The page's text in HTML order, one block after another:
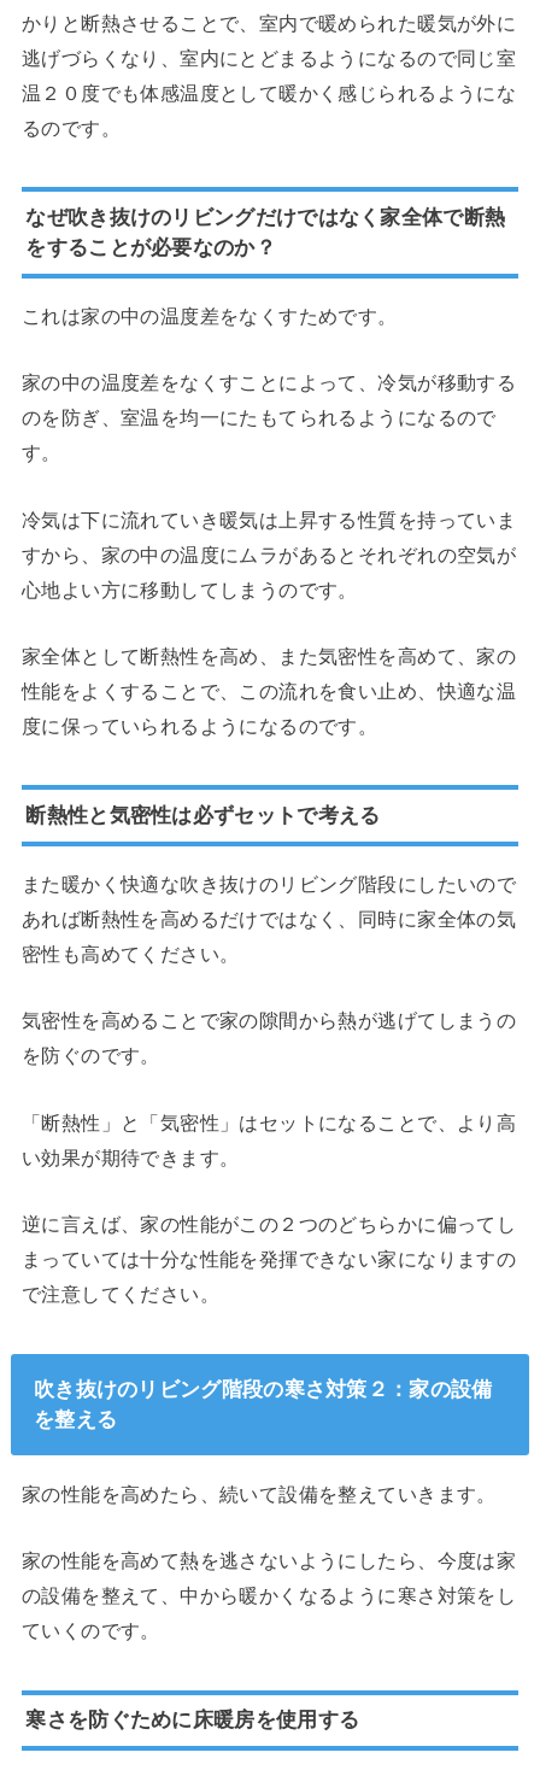
かりと断熱させることで、室内で暖められた暖気が外に
逃げづらくなり、室内にとどまるようになるので同じ室
温２０度でも体感温度として暖かく感じられるようにな
るのです。
なぜ吹き抜けのリビングだけではなく家全体で断熱
をすることが必要なのか？
これは家の中の温度差をなくすためです。
家の中の温度差をなくすことによって、冷気が移動する
のを防ぎ、室温を均一にたもてられるようになるので
す。
冷気は下に流れていき暖気は上昇する性質を持っていま
すから、家の中の温度にムラがあるとそれぞれの空気が
心地よい方に移動してしまうのです。
家全体として断熱性を高め、また気密性を高めて、家の
性能をよくすることで、この流れを食い止め、快適な温
度に保っていられるようになるのです。
断熱性と気密性は必ずセットで考える
また暖かく快適な吹き抜けのリビング階段にしたいので
あれば断熱性を高めるだけではなく、同時に家全体の気
密性も高めてください。
気密性を高めることで家の隙間から熱が逃げてしまうの
を防ぐのです。
「断熱性」と「気密性」はセットになることで、より高
い効果が期待できます。
逆に言えば、家の性能がこの２つのどちらかに偏ってし
まっていては十分な性能を発揮できない家になりますの
で注意してください。
吹き抜けのリビング階段の寒さ対策２：家の設備
を整える
家の性能を高めたら、続いて設備を整えていきます。
家の性能を高めて熱を逃さないようにしたら、今度は家
の設備を整えて、中から暖かくなるように寒さ対策をし
ていくのです。
寒さを防ぐために床暖房を使用する